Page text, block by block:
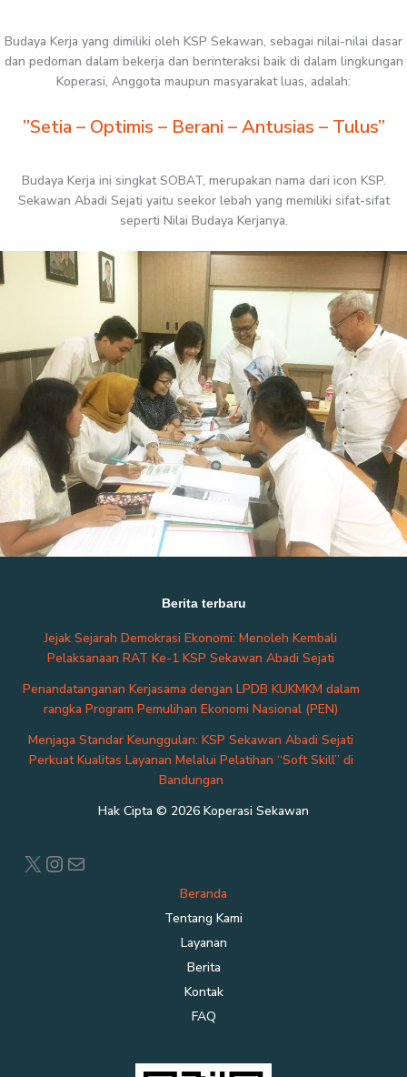
Budaya Kerja yang dimiliki oleh KSP Sekawan, sebagai nilai-nilai dasar
dan pedoman dalam bekerja dan berinteraksi baik di dalam lingkungan
Koperasi, Anggota maupun masyarakat luas, adalah:
”Setia – Optimis – Berani – Antusias – Tulus”
Budaya Kerja ini singkat SOBAT, merupakan nama dari icon KSP.
Sekawan Abadi Sejati yaitu seekor lebah yang memiliki sifat-sifat
seperti Nilai Budaya Kerjanya.
Berita terbaru
Jejak Sejarah Demokrasi Ekonomi: Menoleh Kembali
Pelaksanaan RAT Ke-1 KSP Sekawan Abadi Sejati
Penandatanganan Kerjasama dengan LPDB KUKMKM dalam
rangka Program Pemulihan Ekonomi Nasional (PEN)
Menjaga Standar Keunggulan: KSP Sekawan Abadi Sejati
Perkuat Kualitas Layanan Melalui Pelatihan “Soft Skill” di
Bandungan
Hak Cipta © 2026 Koperasi Sekawan
X Instagram
Mail
Beranda
Tentang Kami
Layanan
Berita
Kontak
FAQ